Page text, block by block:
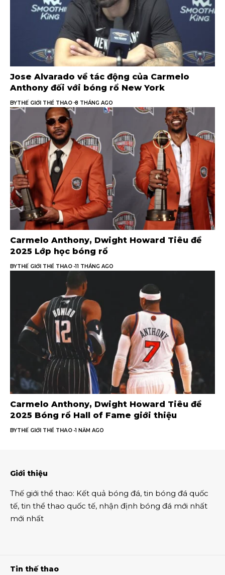
Jose Alvarado về tác động của Carmelo
Anthony đối với bóng rổ New York
BYTHẾ GIỚI THỂ THAO 8 THÁNG AGO
Carmelo Anthony, Dwight Howard Tiêu đề
2025 Lớp học bóng rổ
BYTHẾ GIỚI THỂ THAO 11 THÁNG AGO
Carmelo Anthony, Dwight Howard Tiêu đề
2025 Bóng rổ Hall of Fame giới thiệu
BYTHẾ GIỚI THỂ THAO 1 NĂM AGO
Giới thiệu
Thế giới thể thao: Kết quả bóng đá, tin bóng đá quốc
tế, tin thể thao quốc tế, nhận định bóng đá mới nhất
mới nhất
Tin thế thao